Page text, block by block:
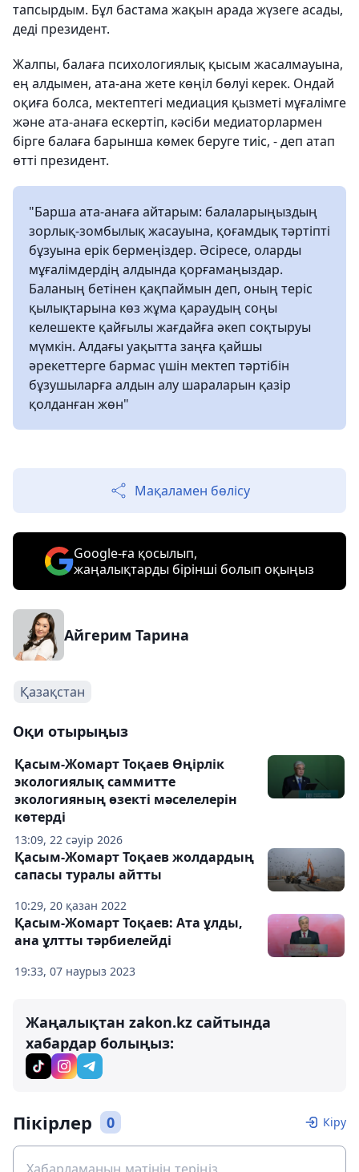
тапсырдым. Бұл бастама жақын арада жүзеге асады,
деді президент.
Жалпы, балаға психологиялық қысым жасалмауына,
ең алдымен, ата-ана жете көңіл бөлуі керек. Ондай
оқиға болса, мектептегі медиация қызметі мұғалімге
және ата-анаға ескертіп, кәсіби медиаторлармен
бірге балаға барынша көмек беруге тиіс, - деп атап
өтті президент.
"Барша ата-анаға айтарым: балаларыңыздың
зорлық-зомбылық жасауына, қоғамдық тәртіпті
бұзуына ерік бермеңіздер. Әсіресе, оларды
мұғалімдердің алдында қорғамаңыздар.
Баланың бетінен қақпаймын деп, оның теріс
қылықтарына көз жұма қараудың соңы
келешекте қайғылы жағдайға әкеп соқтыруы
мүмкін. Алдағы уақытта заңға қайшы
әрекеттерге бармас үшін мектеп тәртібін
бұзушыларға алдын алу шараларын қазір
қолданған жөн"
Мақаламен бөлісу
Google-ға қосылып,
жаңалықтарды бірінші болып оқыңыз
Айгерим Тарина
Қазақстан
Оқи отырыңыз
13:09, 22 сәуір 2026
Қасым-Жомарт Тоқаев Өңірлік
экологиялық саммитте
экологияның өзекті мәселелерін
көтерді
10:29, 20 қазан 2022
Қасым-Жомарт Тоқаев жолдардың
сапасы туралы айтты
19:33, 07 наурыз 2023
Қасым-Жомарт Тоқаев: Ата ұлды,
ана ұлтты тәрбиелейді
Жаңалықтан zakon.kz сайтында
хабардар болыңыз:
Пікірлер 0 Кіру